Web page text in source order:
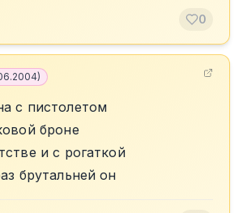
0
)
с пистолетом
броне
и с рогаткой
брутальней он